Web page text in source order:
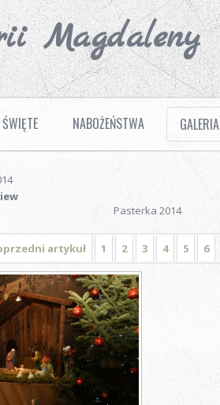
Magdaleny
NABOŻEŃSTWA GALERIA
Pasterka 2014
artykuł 1 2 3 4 5 6